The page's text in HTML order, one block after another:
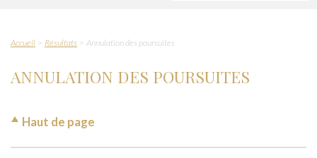
Accueil Résultats Annulation des poursuites
ANNULATION DES POURSUITES
Haut de page